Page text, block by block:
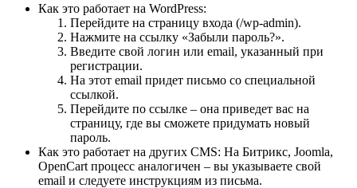
Как это работает на WordPress:
Перейдите на страницу входа (/wp-admin).
Нажмите на ссылку «Забыли пароль?».
Введите свой логин или email, указанный при
регистрации.
На этот email придет письмо со специальной
ссылкой.
Перейдите по ссылке – она приведет вас на
страницу, где вы сможете придумать новый
пароль.
Как это работает на других CMS: На Битрикс, Joomla,
OpenCart процесс аналогичен – вы указываете свой
email и следуете инструкциям из письма.